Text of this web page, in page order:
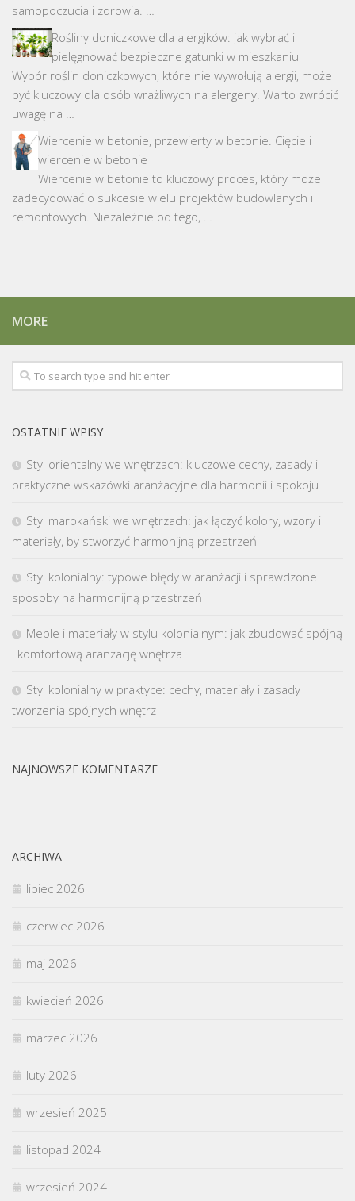
samopoczucia i zdrowia. …
Rośliny doniczkowe dla alergików: jak wybrać i
pielęgnować bezpieczne gatunki w mieszkaniu
Wybór roślin doniczkowych, które nie wywołują alergii, może
być kluczowy dla osób wrażliwych na alergeny. Warto zwrócić
uwagę na …
Wiercenie w betonie, przewierty w betonie. Cięcie i
wiercenie w betonie
Wiercenie w betonie to kluczowy proces, który może
zadecydować o sukcesie wielu projektów budowlanych i
remontowych. Niezależnie od tego, …
MORE
OSTATNIE WPISY
Styl orientalny we wnętrzach: kluczowe cechy, zasady i
praktyczne wskazówki aranżacyjne dla harmonii i spokoju
Styl marokański we wnętrzach: jak łączyć kolory, wzory i
materiały, by stworzyć harmonijną przestrzeń
Styl kolonialny: typowe błędy w aranżacji i sprawdzone
sposoby na harmonijną przestrzeń
Meble i materiały w stylu kolonialnym: jak zbudować spójną
i komfortową aranżację wnętrza
Styl kolonialny w praktyce: cechy, materiały i zasady
tworzenia spójnych wnętrz
NAJNOWSZE KOMENTARZE
ARCHIWA
lipiec 2026
czerwiec 2026
maj 2026
kwiecień 2026
marzec 2026
luty 2026
wrzesień 2025
listopad 2024
wrzesień 2024